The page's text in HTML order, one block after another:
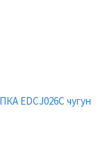
EDCJ026C чугун